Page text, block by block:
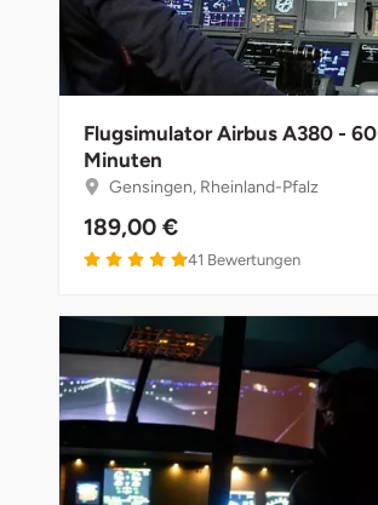
Flugsimulator Airbus A380 - 60
Minuten
Gensingen, Rheinland-Pfalz
189,00 €
41 Bewertungen
Deggendorf
Dessau
Dietzenbach
Dingolfing
Dortmund
Duisburg
sächsische Schweiz